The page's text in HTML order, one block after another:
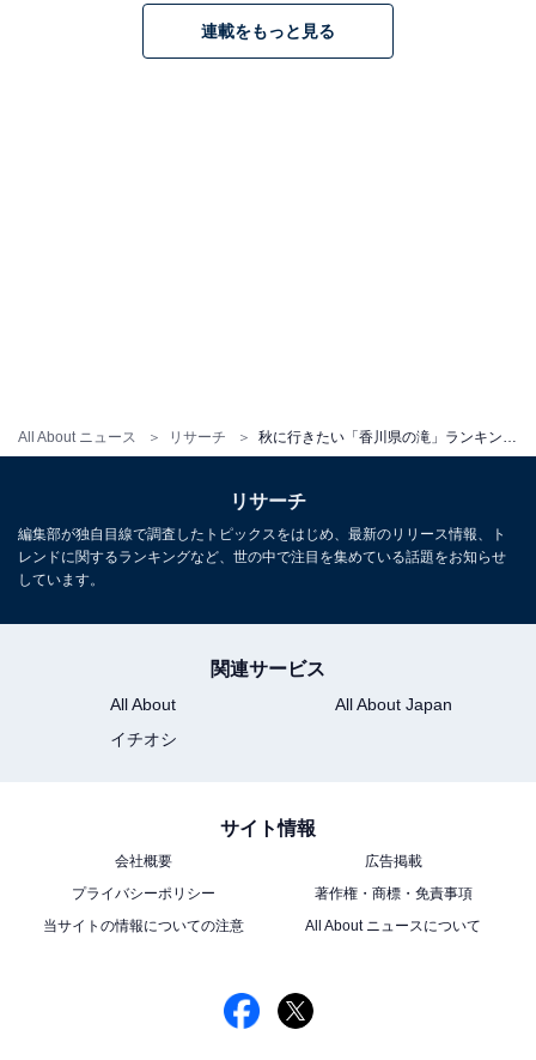
All About ニュース リサーチ
連載をもっと見る
リサーチ
編集部が独自目線で調査したトピックスをはじめ、最新のリリース情報、ト
レンドに関するランキングなど、世の中で注目を集めている話題をお知らせ
しています。
関連サービス
All About
All About Japan
イチオシ
サイト情報
会社概要
広告掲載
プライバシーポリシー
著作権・商標・免責事項
当サイトの情報についての注意
All About ニュースについて